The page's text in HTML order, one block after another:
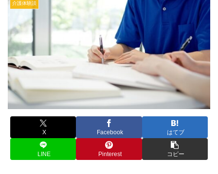
介護体験談
X Facebook はてブ
LINE Pinterest コピー